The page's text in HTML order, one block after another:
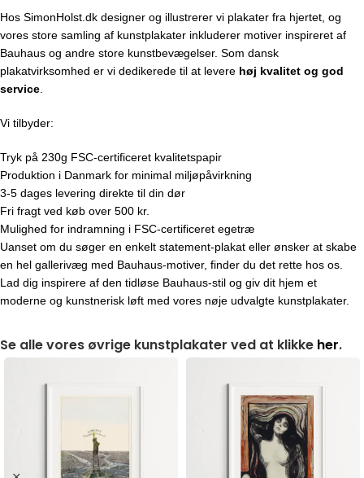
Hos SimonHolst.dk designer og illustrerer vi plakater fra hjertet, og
vores store samling af kunstplakater inkluderer motiver inspireret af
Bauhaus og andre store kunstbevægelser. Som dansk
plakatvirksomhed er vi dedikerede til at levere høj kvalitet og god
service
Vi tilbyder:
Tryk på 230g FSC-certificeret kvalitetspapir
Produktion i Danmark for minimal miljøpåvirkning
3-5 dages levering direkte til din dør
Fri fragt ved køb over 500 kr.
Mulighed for indramning i FSC-certificeret egetræ
Uanset om du søger en enkelt statement-plakat eller ønsker at skabe
en hel gallerivæg med Bauhaus-motiver, finder du det rette hos os.
Lad dig inspirere af den tidløse Bauhaus-stil og giv dit hjem et
moderne og kunstnerisk løft med vores nøje udvalgte kunstplakater.
Se alle vores øvrige kunstplakater ved at klikke her.